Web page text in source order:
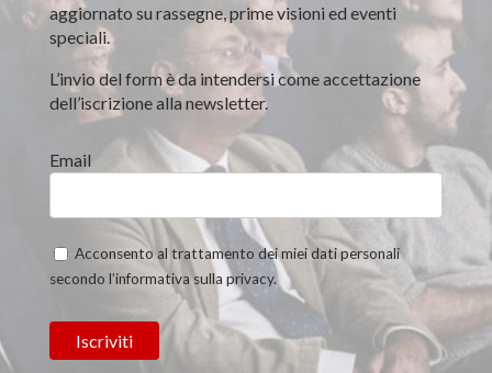
aggiornato su rassegne, prime visioni ed eventi
speciali.
L’invio del form è da intendersi come accettazione
dell’iscrizione alla newsletter.
Email
Acconsento al trattamento dei miei dati personali
secondo l’informativa sulla privacy.